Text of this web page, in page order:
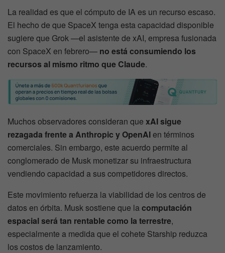
La realidad es que el cómputo de IA es un recurso escaso.
El hecho de que SpaceX tenga esta capacidad disponible
sugiere que Grok —el asistente de xAI, empresa fusionada
con SpaceX en febrero— no está consumiendo los
recursos al mismo ritmo que Claude.
Muchos observadores consideran que xAI sigue
rezagada frente a Anthropic y OpenAIen términos
comerciales. Sin embargo, este acuerdo permite al
conglomerado de Musk monetizar su infraestructura
vendiendo capacidad a sus competidores directos.
Este movimiento refuerza la viabilidad de los centros de
datos en órbita. Musk sostiene que lacomputación
espacial será tan rentable como la terrestre,
especialmente a medida que el cohete Starship reduzca
los costos de lanzamiento.